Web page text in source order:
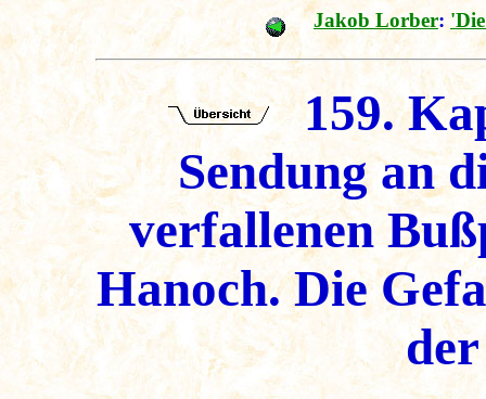
Jakob Lorber:
159.
Sendung an
verfallenen
Hanoch. Die